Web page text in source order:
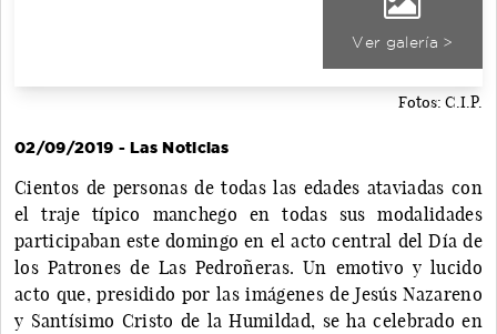
Ver galería >
Fotos: C.I.P.
02/09/2019 - Las Noticias
Cientos de personas de todas las edades ataviadas con
el traje típico manchego en todas sus modalidades
participaban este domingo en el acto central del Día de
los Patrones de Las Pedroñeras. Un emotivo y lucido
acto que, presidido por las imágenes de Jesús Nazareno
y Santísimo Cristo de la Humildad, se ha celebrado en